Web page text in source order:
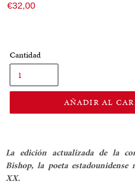
Precio
€32,00
Cantidad
AÑADIR AL
La edición actualizada de la
Bishop, la poeta
XX.